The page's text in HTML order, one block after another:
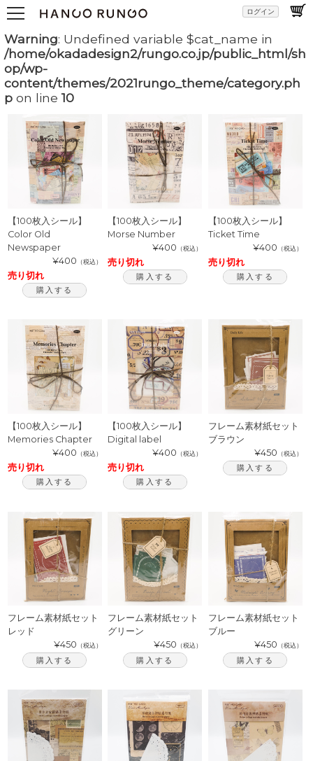
ログイン
Warning: Undefined variable $cat_name in
/home/okadadesign2/rungo.co.jp/public_html/sh
op/wp-
content/themes/2021rungo_theme/category.ph
p on line10
【100枚入シール】
Color Old
Newspaper
¥400 （税込）
売り切れ
購入する
【100枚入シール】
Morse Number
¥400 （税込）
売り切れ
購入する
【100枚入シール】
Ticket Time
¥400 （税込）
売り切れ
購入する
【100枚入シール】
Memories Chapter
¥400 （税込）
売り切れ
購入する
【100枚入シール】
Digital label
¥400 （税込）
売り切れ
購入する
フレーム素材紙セット
ブラウン
¥450 （税込）
購入する
フレーム素材紙セット
レッド
¥450 （税込）
購入する
フレーム素材紙セット
グリーン
¥450 （税込）
購入する
フレーム素材紙セット
ブルー
¥450 （税込）
購入する